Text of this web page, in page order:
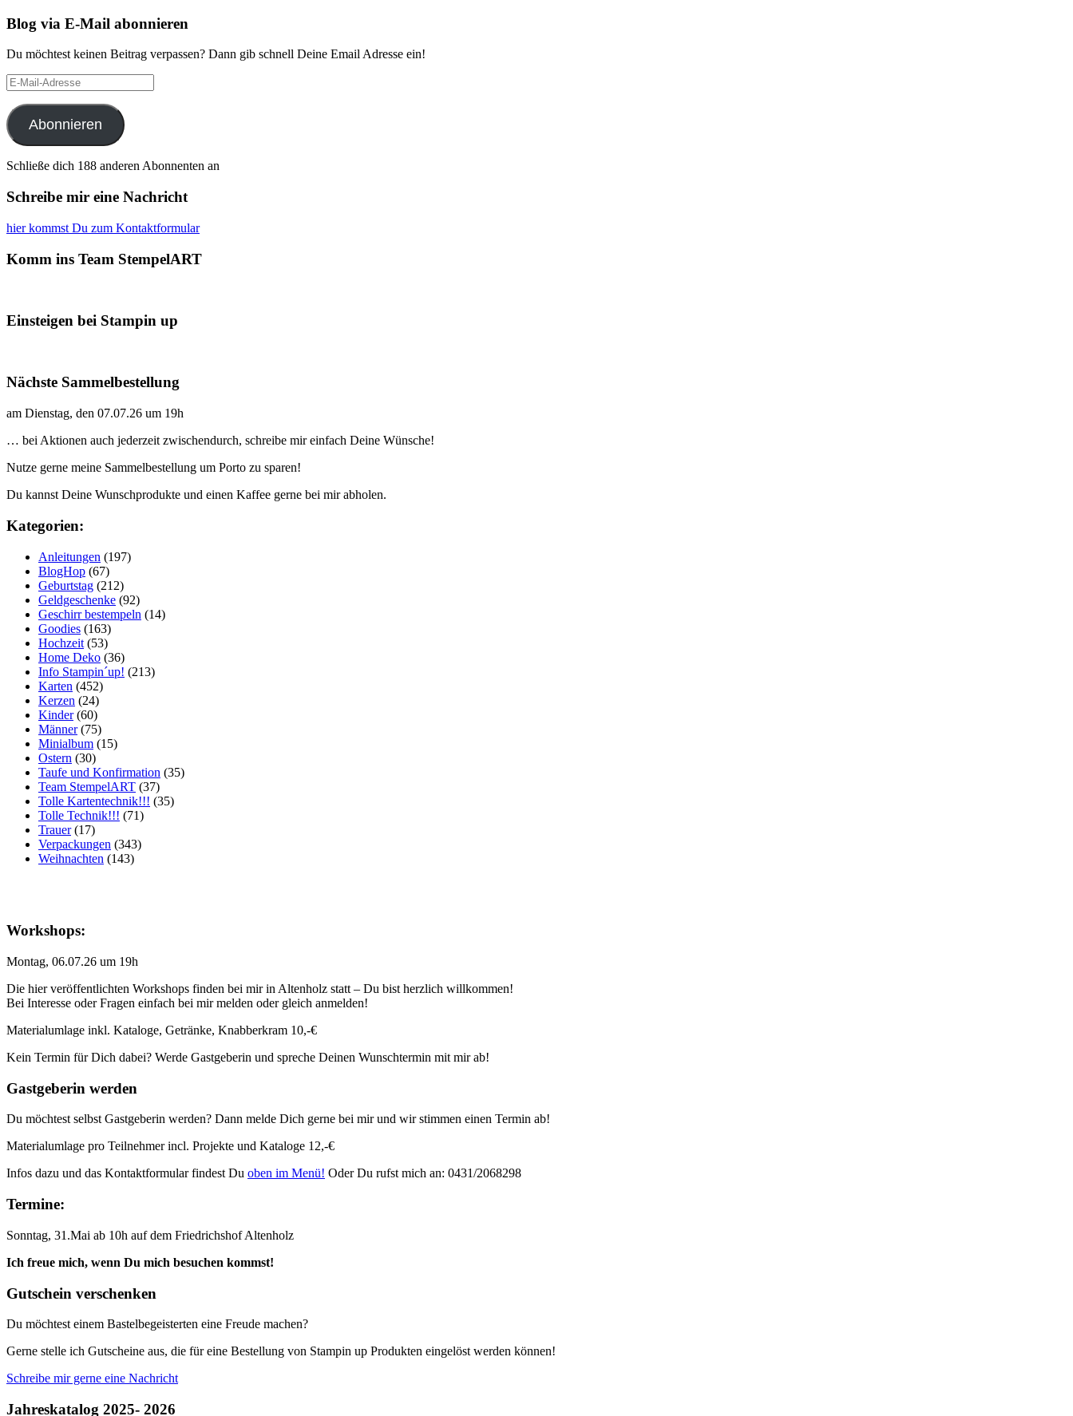
Blog via E-Mail abonnieren
Du möchtest keinen Beitrag verpassen? Dann gib schnell Deine Email Adresse ein!
E-
Mail-
Adresse
Abonnieren
Schließe dich 188 anderen Abonnenten an
Schreibe mir eine Nachricht
hier kommst Du zum Kontaktformular
Komm ins Team StempelART
Einsteigen bei Stampin up
Nächste Sammelbestellung
am Dienstag, den 07.07.26 um 19h
… bei Aktionen auch jederzeit zwischendurch, schreibe mir einfach Deine Wünsche!
Nutze gerne meine Sammelbestellung um Porto zu sparen!
Du kannst Deine Wunschprodukte und einen Kaffee gerne bei mir abholen.
Kategorien:
Anleitungen (197)
BlogHop (67)
Geburtstag (212)
Geldgeschenke (92)
Geschirr bestempeln (14)
Goodies (163)
Hochzeit (53)
Home Deko (36)
Info Stampin´up! (213)
Karten (452)
Kerzen (24)
Kinder(60)
Männer(75)
Minialbum (15)
Ostern (30)
Taufe und Konfirmation (35)
Team StempelART (37)
Tolle Kartentechnik!!! (35)
Tolle Technik!!! (71)
Trauer(17)
Verpackungen (343)
Weihnachten (143)
Workshops:
Montag, 06.07.26 um 19h
Die hier veröffentlichten Workshops finden bei mir in Altenholz statt – Du bist herzlich willkommen!
Bei Interesse oder Fragen einfach bei mir melden oder gleich anmelden!
Materialumlage inkl. Kataloge, Getränke, Knabberkram 10,-€
Kein Termin für Dich dabei? Werde Gastgeberin und spreche Deinen Wunschtermin mit mir ab!
Gastgeberin werden
Du möchtest selbst Gastgeberin werden? Dann melde Dich gerne bei mir und wir stimmen einen Termin ab!
Materialumlage pro Teilnehmer incl. Projekte und Kataloge 12,-€
Infos dazu und das Kontaktformular findest Du oben im Menü! Oder Du rufst mich an: 0431/2068298
Termine:
Sonntag, 31.Mai ab 10h auf dem Friedrichshof Altenholz
Ich freue mich, wenn Du mich besuchen kommst!
Gutschein verschenken
Du möchtest einem Bastelbegeisterten eine Freude machen?
Gerne stelle ich Gutscheine aus, die für eine Bestellung von Stampin up Produkten eingelöst werden können!
Schreibe mir gerne eine Nachricht
Jahreskatalog 2025- 2026